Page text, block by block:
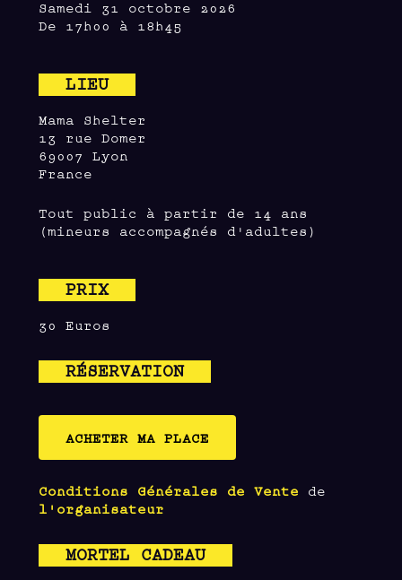
Samedi 31 octobre 2026
De 17h00 à 18h45
LIEU
Mama Shelter
13 rue Domer
69007 Lyon
France
Tout public à partir de 14 ans
(mineurs accompagnés d'adultes)
PRIX
30 Euros
RÉSERVATION
ACHETER MA PLACE
Conditions Générales de Vente de
l'organisateur
MORTEL CADEAU